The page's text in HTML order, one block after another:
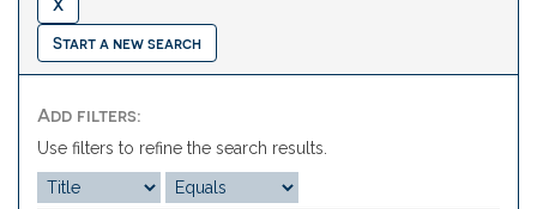
Start a new search
Add filters:
Use filters to refine the search results.